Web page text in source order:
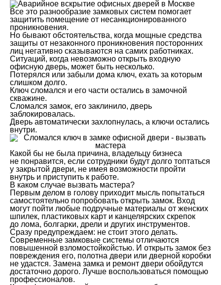
Все это разнообразие замковых систем помогает
защитить помещение от несанкционированного
проникновения.
Но бывают обстоятельства, когда мощные средства
защиты от незаконного проникновения посторонних
лиц негативно сказываются на самих работниках.
Ситуаций, когда невозможно открыть входную
офисную дверь, может быть несколько.
Потерялся или забыли дома ключ, ехать за которым
слишком долго.
Ключ сломался и его части остались в замочной
скважине.
Сломался замок, его заклинило, дверь
заблокировалась.
Дверь автоматически захлопнулась, а ключи остались
внутри.
Какой бы не была причина, владельцу бизнеса
не понравится, если сотрудники будут долго топтаться
у закрытой двери, не имея возможности пройти
внутрь и приступить к работе.
В каком случае вызвать мастера?
Первым делом в голову приходит мысль попытаться
самостоятельно попробовать открыть замок. Вход
могут пойти любые подручные материалы от женских
шпилек, пластиковых карт и канцелярских скрепок
до лома, болгарки, дрели и других инструментов.
Сразу предупреждаем: не стоит этого делать.
Современные замковые системы отличаются
повышенной взломостойкойстью. И открыть замок без
повреждения его, полотна двери или дверной коробки
не удастся. Замена замка и ремонт двери обойдутся
достаточно дорого. Лучше воспользоваться помощью
профессионалов.